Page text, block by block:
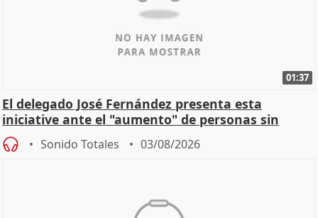
01:37
El delegado José Fernández presenta esta
iniciative ante el "aumento" de personas sin
hogar en Madri
Sonido Totales 03/08/2026